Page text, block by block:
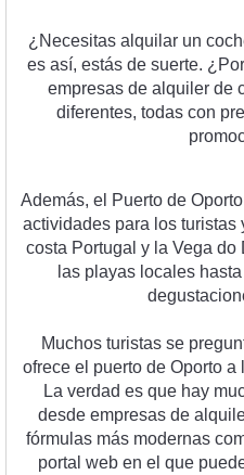
¿ Necesitas al quilar un coc
es así, estás de suerte. ¿ Por
empresas de al quiler de
diferentes, todas con pre
prom
Además, el Puerto de Oporto
actividades para los turistas
costa Portugal y la Vega do
las playas local es hasta
degustacion
Muchos turistas se preg
ofrece el puerto de Oporto a
La verdad es que hay
desde empresas de al qu
fórmulas más modernas
portal web en el que pued